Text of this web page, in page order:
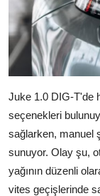
Juke 1.0 DIG-T'de
seçenekleri
sağlarken, manuel
sunuyor. Olay şu,
yağının düzenli
vites geçişlerinde